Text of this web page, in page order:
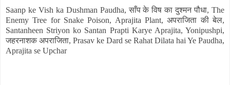
Saanp ke Vish ka Dushman Paudha,साँप के विष का दुश्मन पौधा, The
Enemy Tree for Snake Poison, Aprajita Plant,अपराजिता की बेल,
Santanheen Striyon ko Santan Prapti Karye Aprajita, Yonipushpi,
जहरनाशक अपराजिता, Prasav ke Dard se Rahat Dilata hai Ye Paudha,
Aprajita se Upchar